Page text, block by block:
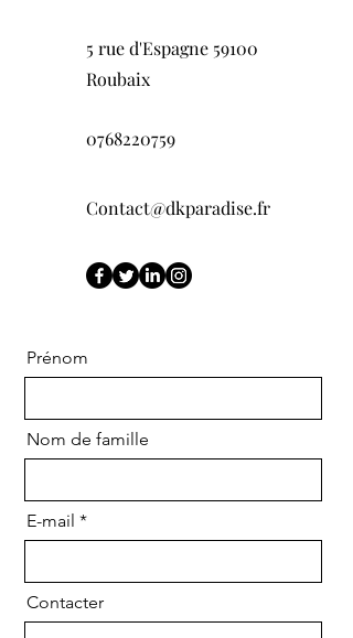
​5 rue d'Espagne 59100
Roubaix
​0768220759
Contact@dkparadise.fr
Prénom
Nom de famille
E-mail
Contacter